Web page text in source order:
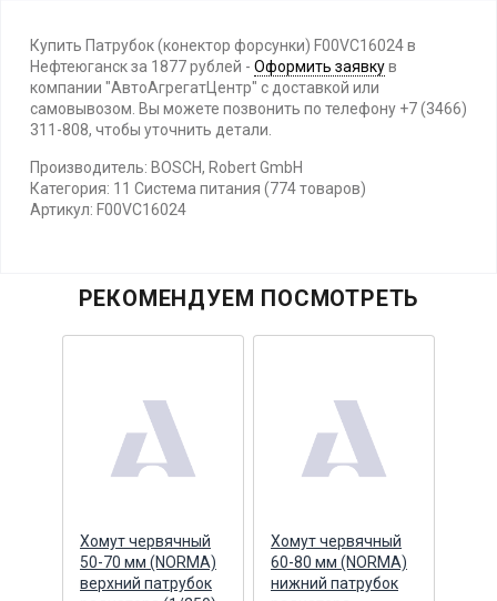
Купить Патрубок (конектор форсунки) F00VC16024 в
Нефтеюганск за 1877 рублей - Оформить заявкув
компании "АвтоАгрегатЦентр" с доставкой или
самовывозом. Вы можете позвонить по телефону +7 (3466)
311-808, чтобы уточнить детали.
Производитель: BOSCH, Robert GmbH
Категория: 11 Система питания (774 товаров)
Артикул: F00VC16024
РЕКОМЕНДУЕМ ПОСМОТРЕТЬ
Хомут червячный
50-70 мм (NORMA)
верхний патрубок
Хомут червячный
60-80 мм (NORMA)
нижний патрубок